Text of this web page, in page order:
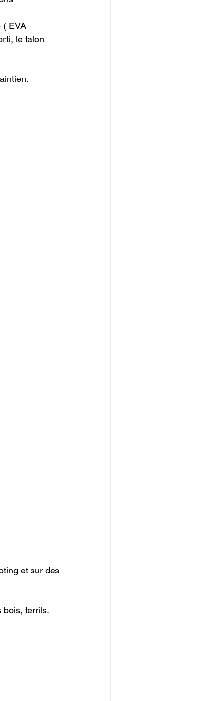
( EVA
le talon
et sur des
bois, terrils.